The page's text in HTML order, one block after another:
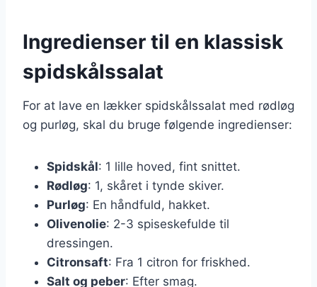
Ingredienser til en klassisk
spidskålssalat
For at lave en lækker spidskålssalat med rødløg
og purløg, skal du bruge følgende ingredienser:
Spidskål: 1 lille hoved, fint snittet.
Rødløg: 1, skåret i tynde skiver.
Purløg: En håndfuld, hakket.
Olivenolie: 2-3 spiseskefulde til
dressingen.
Citronsaft: Fra 1 citron for friskhed.
Salt og peber: Efter smag.